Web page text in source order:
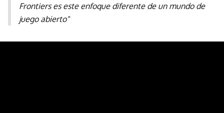
Frontiers es este enfoque diferente de un mundo de
juego abierto"